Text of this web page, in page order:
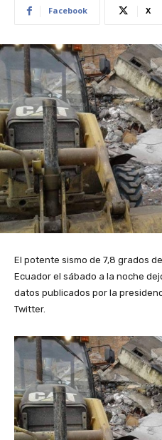
Facebook X
El potente sismo de 7,8 grados
Ecuador el sábado a la noche
datos publicados por la
Twitter.